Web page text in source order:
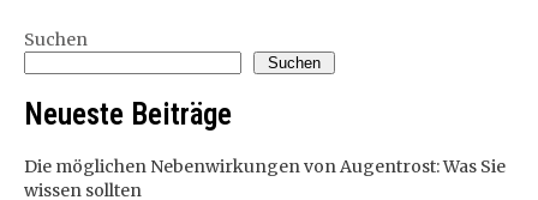
Suchen
Suchen
Neueste Beiträge
Die möglichen Nebenwirkungen von Augentrost: Was Sie
wissen sollten